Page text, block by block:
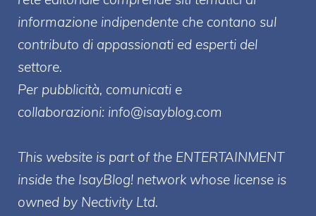
informazione indipendente che contano sul
contributo di appassionati ed esperti del
settore.
Per pubblicità, comunicati e
collaborazioni: info@isayblog.com
This website is part of the ENTERTAINMENT
inside the IsayBlog! network whose license is
owned by Nectivity Ltd.